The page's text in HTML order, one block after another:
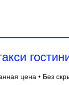
цена • Без